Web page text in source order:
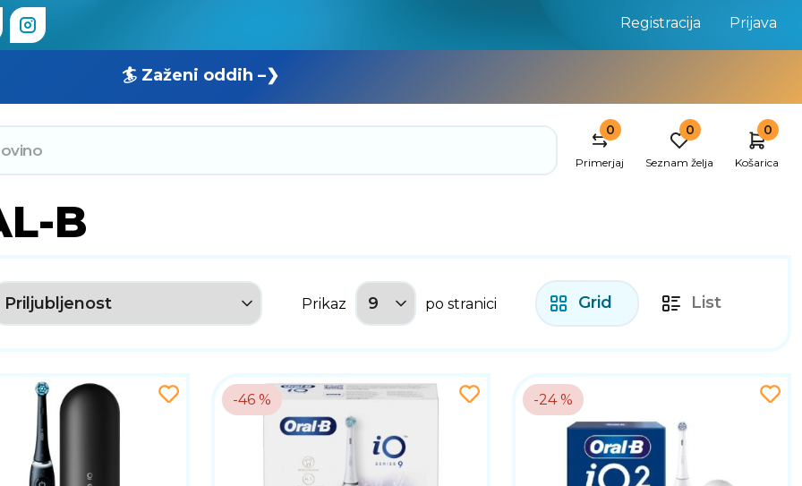
Registracija Prijava
🏄 Zaženi oddih –❯
0
Primerjaj
0
Seznam želja
0
Košarica
B
Prikaz po stranici Grid List
-46 % -24 %